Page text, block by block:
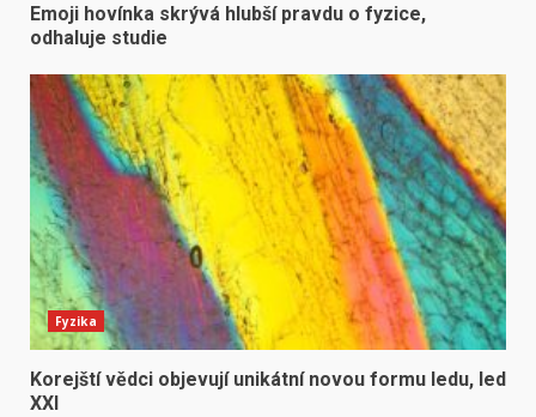
Emoji hovínka skrývá hlubší pravdu o fyzice,
odhaluje studie
Fyzika
Korejští vědci objevují unikátní novou formu ledu, led
XXI